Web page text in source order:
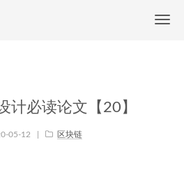
计必读论文【20】
05-12 区块链